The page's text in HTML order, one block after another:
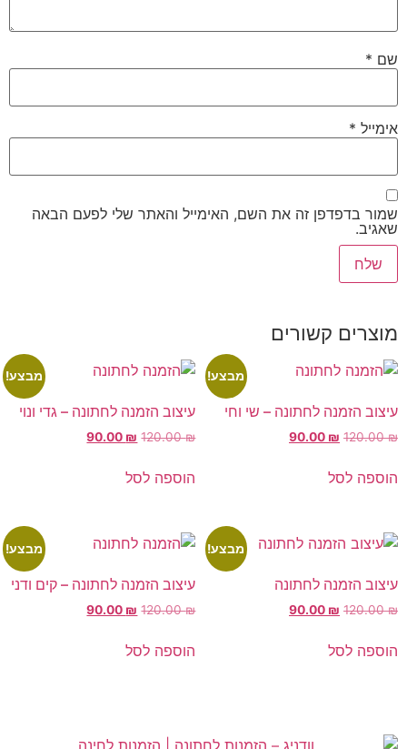
שם *
אימייל *
שמור בדפדפן זה את השם, האימייל והאתר שלי לפעם הבאה
שאגיב.
מוצרים קשורים
מבצע!
עיצוב הזמנה לחתונה – שי וחי
120.00₪
90.00 ₪
הוספה לסל
מבצע!
עיצוב הזמנה לחתונה – גדי ונוי
120.00₪
90.00 ₪
הוספה לסל
מבצע!
עיצוב הזמנה לחתונה
120.00₪
90.00 ₪
הוספה לסל
מבצע!
עיצוב הזמנה לחתונה – קים ודני
120.00₪
90.00 ₪
הוספה לסל